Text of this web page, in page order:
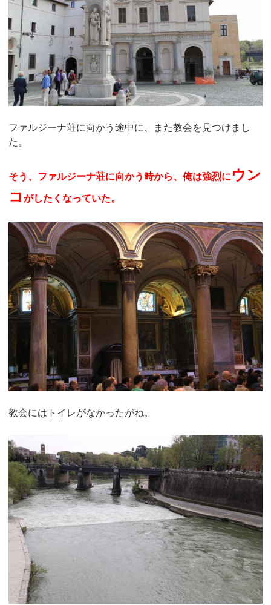
ファルジーナ荘に向かう途中に、また教会を見つけまし
た。
そう、ファルジーナ荘に向かう時から、俺は強烈にウン
コがしたくなっていた。
教会にはトイレがなかったがね。